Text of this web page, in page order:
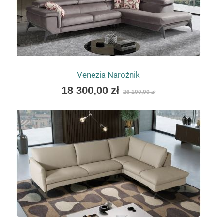
Venezia Narożnik
As
as
18 300,00 zł 26 100,00 zł